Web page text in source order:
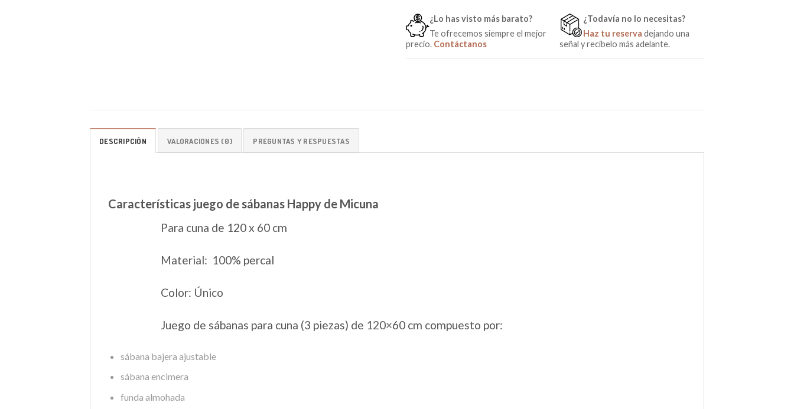
¿Lo has visto más barato?
Te ofrecemos siempre el mejor
precio. Contáctanos
¿Todavía no lo necesitas?
Haz tu reserva dejando una
señal y recíbelo más adelante.
DESCRIPCIÓN VALORACIONES (0) PREGUNTAS Y RESPUESTAS
Características juego de sábanas Happy de Micuna
Para cuna de 120 x 60 cm
Material: 100% percal
Color: Único
Juego de sábanas para cuna (3 piezas) de 120×60 cm compuesto por:
sábana bajera ajustable
sábana encimera
funda almohada